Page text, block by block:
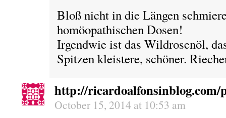
Bloß nicht in die Längen
homöopathischen Dosen!
Irgendwie ist das Wildrosenöl,
Spitzen kleistere, schöner.
http://ricardoalfonsinblog.com/
October 15, 2014 at 10:53 am